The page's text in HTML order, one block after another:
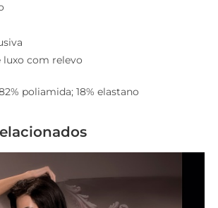
luxo com relevo
poliamida; 18% elastano